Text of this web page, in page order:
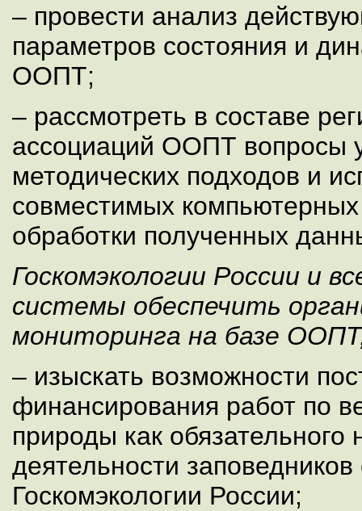
– провести анализ
параметров состояния и
ООПТ;
– рассмотреть в составе
ассоциаций ООПТ вопросы
методических подходов и
совместимых
обработки полученных
Госкомэкологии России и
системы обеспечить
мониторинга на базе
– изыскать возможности
финансирования работ по
природы как обязательного
деятельности
Госкомэкологии России;